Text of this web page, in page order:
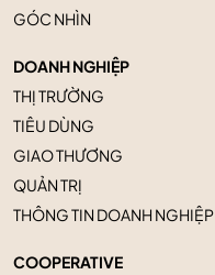
GÓC NHÌN
DOANH NGHIỆP
THỊ TRƯỜNG
TIÊU DÙNG
GIAO THƯƠNG
QUẢN TRỊ
THÔNG TIN DOANH NGHIỆP
COOPERATIVE